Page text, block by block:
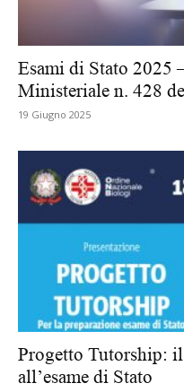
Esami di Stato 2025
Ministeriale n. 428
19 Giugno 2025
Progetto Tutorship:
all’esame di Stato